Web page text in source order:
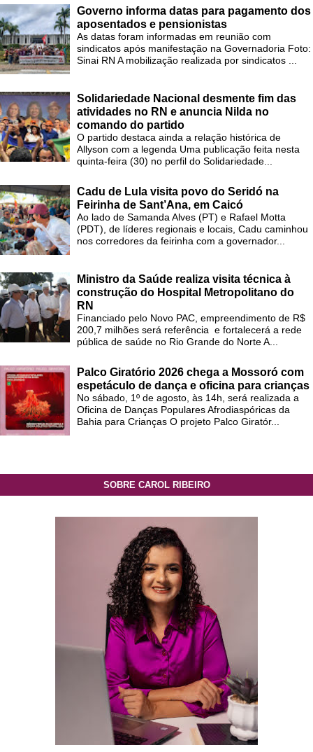
Governo informa datas para pagamento dos
aposentados e pensionistas
As datas foram informadas em reunião com
sindicatos após manifestação na Governadoria Foto:
Sinai RN A mobilização realizada por sindicatos ...
Solidariedade Nacional desmente fim das
atividades no RN e anuncia Nilda no
comando do partido
O partido destaca ainda a relação histórica de
Allyson com a legenda Uma publicação feita nesta
quinta-feira (30) no perfil do Solidariedade...
Cadu de Lula visita povo do Seridó na
Feirinha de Sant’Ana, em Caicó
Ao lado de Samanda Alves (PT) e Rafael Motta
(PDT), de líderes regionais e locais, Cadu caminhou
nos corredores da feirinha com a governador...
Ministro da Saúde realiza visita técnica à
construção do Hospital Metropolitano do
RN
Financiado pelo Novo PAC, empreendimento de R$
200,7 milhões será referência e fortalecerá a rede
pública de saúde no Rio Grande do Norte A...
Palco Giratório 2026 chega a Mossoró com
espetáculo de dança e oficina para crianças
No sábado, 1º de agosto, às 14h, será realizada a
Oficina de Danças Populares Afrodiaspóricas da
Bahia para Crianças O projeto Palco Giratór...
SOBRE CAROL RIBEIRO